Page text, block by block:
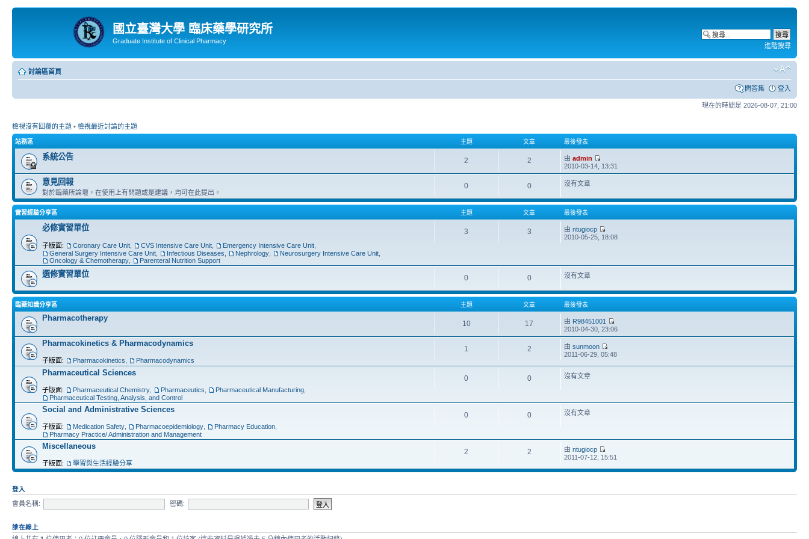
國立臺灣大學 臨床藥學研究所
Graduate Institute of Clinical Pharmacy
進階搜尋
討論區首頁
問答集 登入
現在的時間是 2026-08-07, 21:00
檢視沒有回覆的主題 • 檢視最近討論的主題
站務區 主題 文章 最後發表
系統公告 2 2 由admin
2010-03-14, 13:31
意見回報
對於臨藥所論壇，在使用上有問題或是建議，均可在此提出。
0 0 沒有文章
實習經驗分享區 主題 文章 最後發表
必修實習單位
子版面: Coronary Care Unit CVS Intensive Care Unit Emergency Intensive Care Unit
General Surgery Intensive Care Unit
Infectious Diseases Nephrology Neurosurgery Intensive Care Unit
Oncology & Chemotherapy
Parenteral Nutrition Support
3 3 由ntugiocp
2010-05-25, 18:08
選修實習單位 0 0 沒有文章
臨藥知識分享區 主題 文章 最後發表
Pharmacotherapy
10 17 由 R98451001
2010-04-30, 23:06
Pharmacokinetics & Pharmacodynamics
子版面: Pharmacokinetics Pharmacodynamics
1 2 由sunmoon
2011-06-29, 05:48
Pharmaceutical Sciences
子版面: Pharmaceutical Chemistry Pharmaceutics Pharmaceutical Manufacturing
Pharmaceutical Testing, Analysis, and Control
0 0 沒有文章
Social and Administrative Sciences
子版面: Medication Safety Pharmacoepidemiology Pharmacy Education
Pharmacy Practice/ Administration and Management
0 0 沒有文章
Miscellaneous
子版面: 學習與生活經驗分享
2 2 由ntugiocp
2011-07-12, 15:51
登入
會員名稱:
密碼:
誰在線上